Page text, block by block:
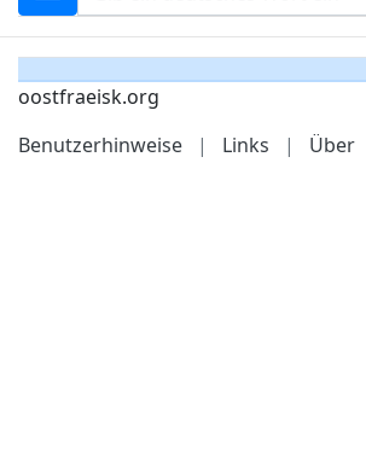
oostfraeisk.org
Benutzerhinweise
| Links | Über